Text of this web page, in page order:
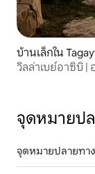
บ้านเล็กใน
วิลล่าเบย์อาซิบิ |
จุดหมายป
จุดหมายปลายทา